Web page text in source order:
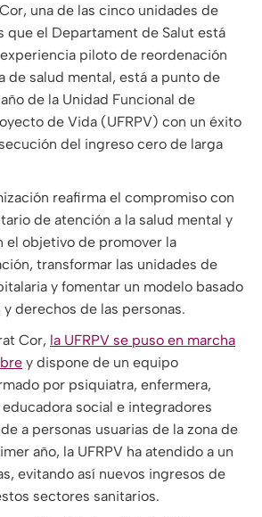
una de las cinco unidades de
que el Departament de Salut está
piloto de reordenación
de salud mental, está a punto de
de la Unidad Funcional de
de Vida (UFRPV) con un éxito
del ingreso cero de larga
reafirma el compromiso con
de atención a la salud mental y
el objetivo de promover la
transformar las unidades de
y fomentar un modelo basado
derechos de las personas.
Cor, la UFRPV se puso en marcha
y dispone de un equipo
por psiquiatra, enfermera,
social e integradores
a personas usuarias de la zona de
año, la UFRPV ha atendido a un
evitando así nuevos ingresos de
sectores sanitarios.